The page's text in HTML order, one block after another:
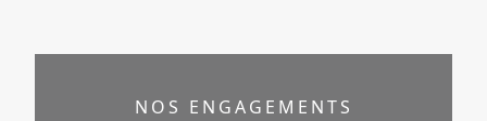
NOS ENGAGEMENTS